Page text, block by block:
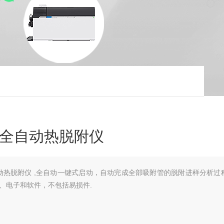
自动热脱附仪
热脱附仪 ,全自动一键式启动，自动完成全部吸附管的脱附进样分析过
电子和软件，不包括易损件.